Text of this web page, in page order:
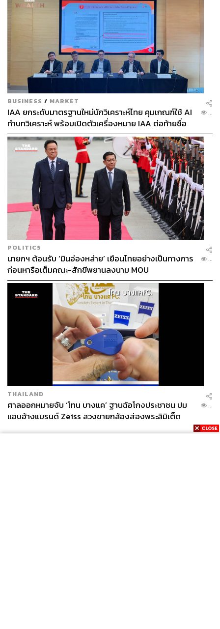
BUSINESS / MARKET
IAA ยกระดับมาตรฐานใหม่นักวิเคราะห์ไทย คุมเกณฑ์ใช้ AI
ทำบทวิเคราะห์ พร้อมเปิดตัวเครื่องหมาย IAA ต่อท้ายชื่อ
...
POLITICS
นายกฯ ต้อนรับ ‘มินอ่องหล่าย’ เยือนไทยอย่างเป็นทางการ
ก่อนหารือเต็มคณะ-สักขีพยานลงนาม MOU
...
THAILAND
ศาลออกหมายจับ ‘โทน บางแค’ ฐานฉ้อโกงประชาชน ปม
แอบอ้างแบรนด์ Zeiss ลวงขายกล้องส่องพระลิมิเต็ด
...